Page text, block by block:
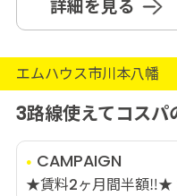
詳細を見る
エムハウス市川本八幡
3路線使えてコス
CAMPAIGN
★賃料2ヶ月間半額‼★